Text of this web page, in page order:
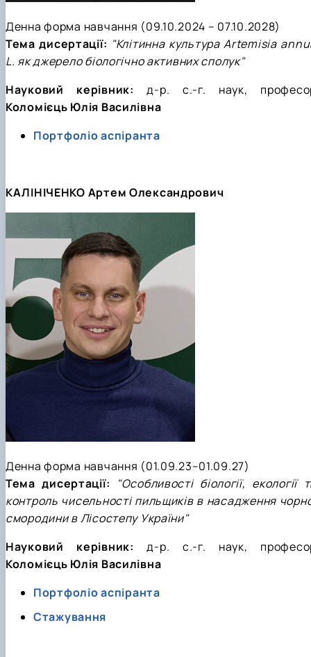
Денна форма навчання (09.10.2024 – 07.10.2028)
Тема дисертації: "Клітинна культура Artemisia
L. як джерело біологічно активних сполук"
Науковий керівник:д-р. с.-г. наук,
Коломієць Юлія Василівна
Портфоліо аспіранта
КАЛІНІЧЕНКО Артем Олександрович
Денна форма навчання (01.09.23–01.09.27)
Тема дисертації:
"Особливості біології, екології
контроль чисельності пильщиків в насадження
смородини в Лісостепу України"
Науковий керівник:д-р. с.-г. наук,
Коломієць Юлія Василівна
Портфоліо аспіранта
Стажування